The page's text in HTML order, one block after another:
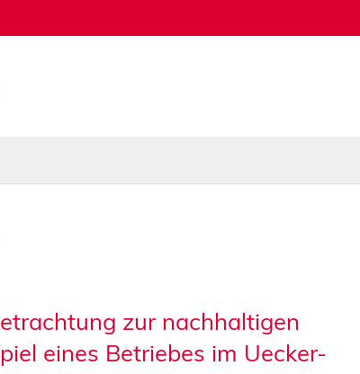
zur nachhaltigen
eines Betriebes im Uecker-